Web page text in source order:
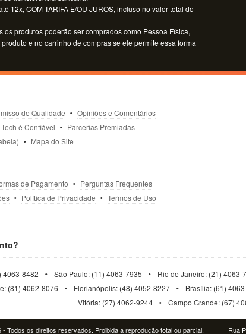
12x, COM TARIFA E/OU JUROS, incluso no valor total do
os produtos poderão ser comprados como Pessoa Física,
e no carrinho de compras se ele permite essa forma
de Qualidade
Opiniões e Comentários
Tech é Confiável
Parcerias Premiadas
Mapa do Site
de Pagamento
Perguntas Frequentes
Política de Privacidade
Termos de Uso
4063-8482 São Paulo: (11) 4063-7935 Rio de Janeiro: (21) 4063-
(81) 4062-8076
Florianópolis: (48) 4052-8227 Brasília: (61)
Vitória: (27) 4062-9244
Campo Grande: (67)
- Todos os direitos reservados. Proibida a reprodução total ou parcial. Rua